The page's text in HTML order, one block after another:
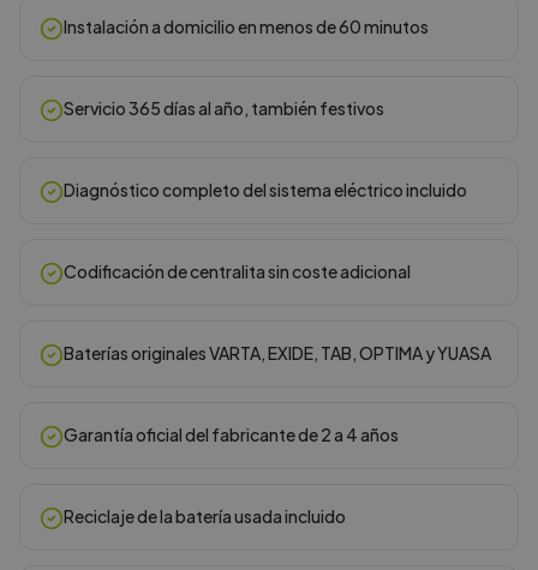
Instalación a domicilio en menos de 60 minutos
Servicio 365 días al año, también festivos
Diagnóstico completo del sistema eléctrico incluido
Codificación de centralita sin coste adicional
Baterías originales VARTA, EXIDE, TAB, OPTIMA y YUASA
Garantía oficial del fabricante de 2 a 4 años
Reciclaje de la batería usada incluido